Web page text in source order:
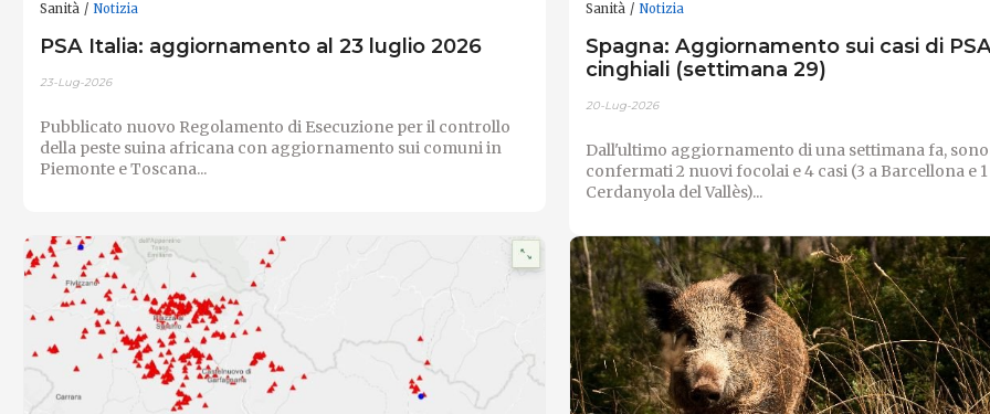
Sanità Notizia
PSA Italia: aggiornamento al 23 luglio 2026
23-Lug-2026
Pubblicato nuovo Regolamento di Esecuzione per il controllo
della peste suina africana con aggiornamento sui comuni in
Piemonte e Toscana...
Sanità Notizia
Spagna: Aggiornamento sui casi di
cinghiali (settimana 29)
20-Lug-2026
Dall'ultimo aggiornamento di una settimana fa,
confermati 2 nuovi focolai e 4 casi (3 a Barcellona e 1
Cerdanyola del Vallès)...